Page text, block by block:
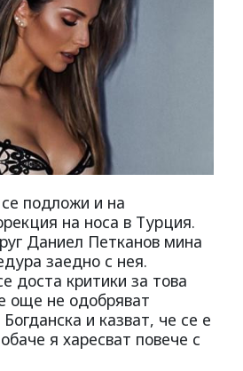
подложи и на
на носа в Турция.
Даниел Петканов мина
заедно с нея.
доста критики за това
още не одобряват
и казват, че се е
я харесват повече с